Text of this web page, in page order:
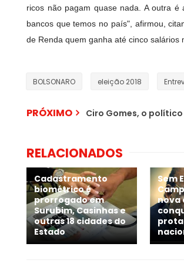
ricos não pagam quase nada. A outra
bancos que temos no país", afirmou,
de Renda quem ganha até cinco salários
BOLSONARO eleição 2018
PRÓXIMO Ciro Gomes, o
RELACIONADOS
Cadastramento
biométrico é
prorrogado em
Surubim, Casinhas e
outras 18 cidades do
Estado
Sem
nova